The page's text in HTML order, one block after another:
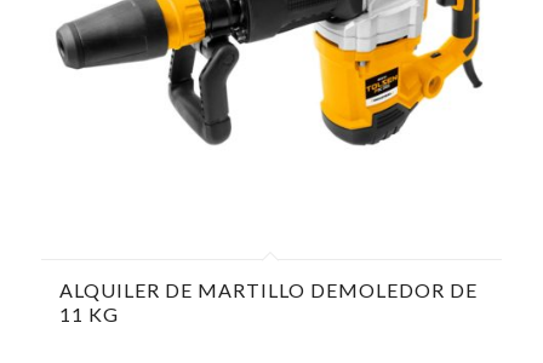
ALQUILER DE MARTILLO DEMOLEDOR DE
11 KG